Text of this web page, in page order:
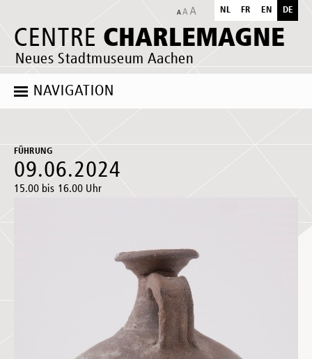
CENTRE CHARLEMAGNE
Neues Stadtmuseum Aachen
NL FR EN DE
NAVIGATION
FÜHRUNG
09.06.2024
15.00 bis 16.00 Uhr